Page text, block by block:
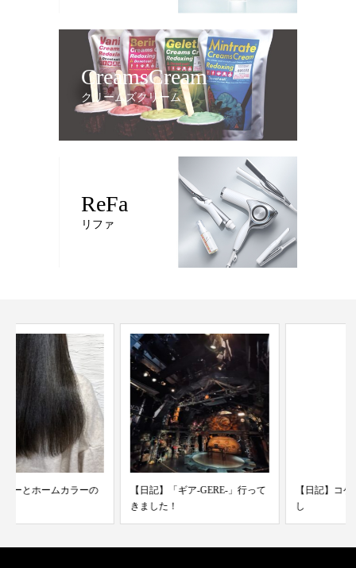
CreamsCream
クリームズクリーム
ReFa
リファ
【日記】「ギア-GERE-」行って
【日記】コケリウムのある暮ら